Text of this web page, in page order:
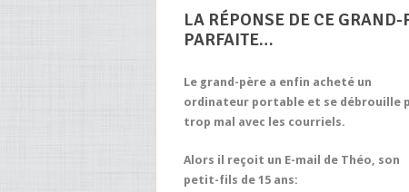
LA RÉPONSE DE CE
PARFAITE…
Le grand-père a enfin acheté un
ordinateur portable et se débrouille
trop mal avec les courriels.
Alors il reçoit un E-mail de Théo, son
petit-fils de 15 ans: